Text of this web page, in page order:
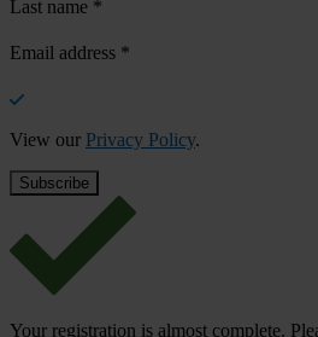
Last name *
Email address *
View our Privacy Policy.
Your registration is almost complete.